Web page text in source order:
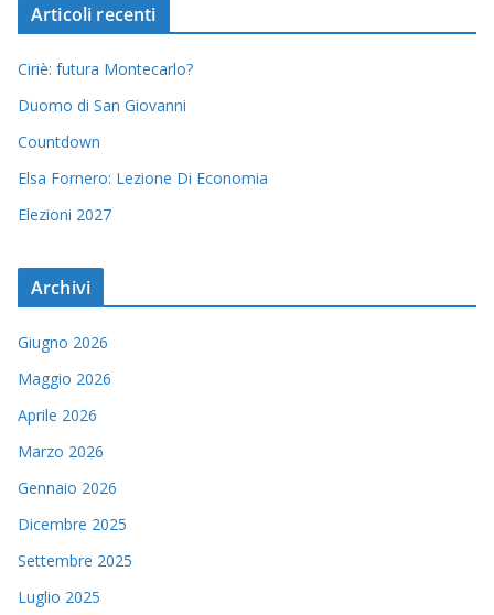
Articoli recenti
Ciriè: futura Montecarlo?
Duomo di San Giovanni
Countdown
Elsa Fornero: Lezione Di Economia
Elezioni 2027
Archivi
Giugno 2026
Maggio 2026
Aprile 2026
Marzo 2026
Gennaio 2026
Dicembre 2025
Settembre 2025
Luglio 2025